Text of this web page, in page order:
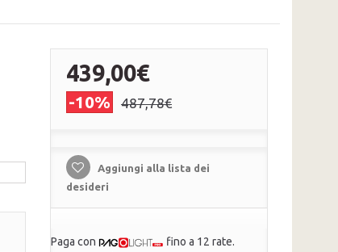
439,00€
-10% 487,78€
Aggiungi alla lista dei
desideri
Paga con
fino a 12 rate.